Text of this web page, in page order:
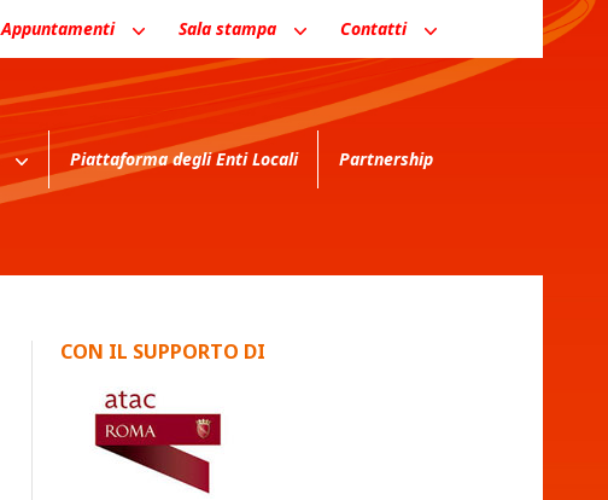
Appuntamenti Sala stampa Contatti
Piattaforma degli Enti Locali Partnership
CON IL SUPPORTO DI